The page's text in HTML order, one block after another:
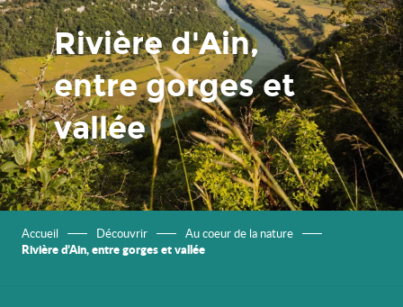
Rivière d'Ain,
entre gorges et
vallée
Accueil Découvrir Au coeur de la nature
Rivière d’Ain, entre gorges et vallée